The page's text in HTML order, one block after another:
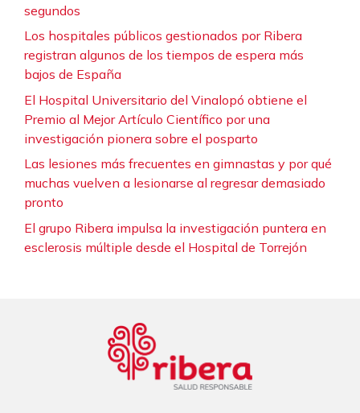
segundos
Los hospitales públicos gestionados por Ribera
registran algunos de los tiempos de espera más
bajos de España
El Hospital Universitario del Vinalopó obtiene el
Premio al Mejor Artículo Científico por una
investigación pionera sobre el posparto
Las lesiones más frecuentes en gimnastas y por qué
muchas vuelven a lesionarse al regresar demasiado
pronto
El grupo Ribera impulsa la investigación puntera en
esclerosis múltiple desde el Hospital de Torrejón